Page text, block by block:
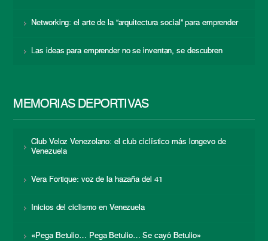
Networking: el arte de la “arquitectura social” para emprender
Las ideas para emprender no se inventan, se descubren
MEMORIAS DEPORTIVAS
Club Veloz Venezolano: el club ciclístico más longevo de
Venezuela
Vera Fortique: voz de la hazaña del 41
Inicios del ciclismo en Venezuela
«Pega Betulio… Pega Betulio… Se cayó Betulio»